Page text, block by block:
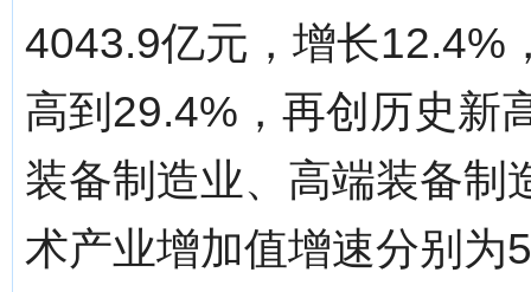
4043.9亿元，增长12.4%
高到29.4%，再创历史新
装备制造业、高端装备制
术产业增加值增速分别为